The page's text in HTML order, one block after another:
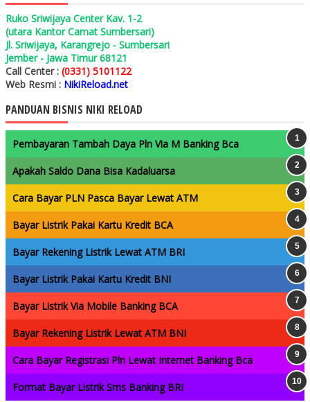
Ruko Sriwijaya Center Kav. 1-2
(utara Kantor Camat Sumbersari)
Jl. Sriwijaya, Karangrejo - Sumbersari
Jember - Jawa Timur 68121
Call Center : (0331) 5101122
Web Resmi : NikiReload.net
PANDUAN BISNIS NIKI RELOAD
Pembayaran Tambah Daya Pln Via M Banking Bca
Apakah Saldo Dana Bisa Kadaluarsa
Cara Bayar PLN Pasca Bayar Lewat ATM
Bayar Listrik Pakai Kartu Kredit BCA
Bayar Rekening Listrik Lewat ATM BRI
Bayar Listrik Pakai Kartu Kredit BNI
Bayar Listrik Via Mobile Banking BCA
Bayar Rekening Listrik Lewat ATM BNI
Cara Bayar Registrasi Pln Lewat Internet Banking Bca
Format Bayar Listrik Sms Banking BRI